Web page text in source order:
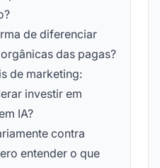
de diferenciar
das pagas?
de marketing:
investir em
IA?
contra
entender o que